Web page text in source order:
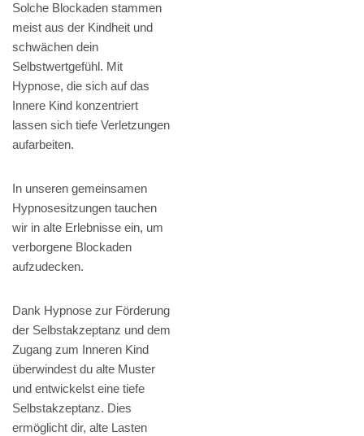
Solche Blockaden stammen
meist aus der Kindheit und
schwächen dein
Selbstwertgefühl. Mit
Hypnose, die sich auf das
Innere Kind konzentriert
lassen sich tiefe Verletzungen
aufarbeiten.
In unseren gemeinsamen
Hypnosesitzungen tauchen
wir in alte Erlebnisse ein, um
verborgene Blockaden
aufzudecken.
Dank Hypnose zur Förderung
der Selbstakzeptanz und dem
Zugang zum Inneren Kind
überwindest du alte Muster
und entwickelst eine tiefe
Selbstakzeptanz. Dies
ermöglicht dir, alte Lasten